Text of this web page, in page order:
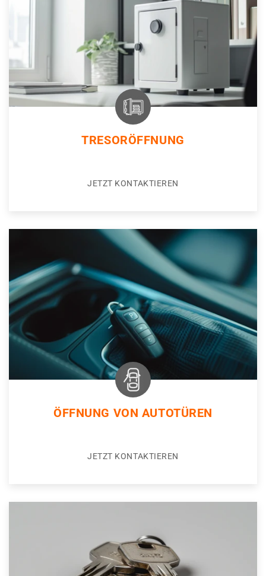
TRESORÖFFNUNG
JETZT KONTAKTIEREN
ÖFFNUNG VON AUTOTÜREN
JETZT KONTAKTIEREN